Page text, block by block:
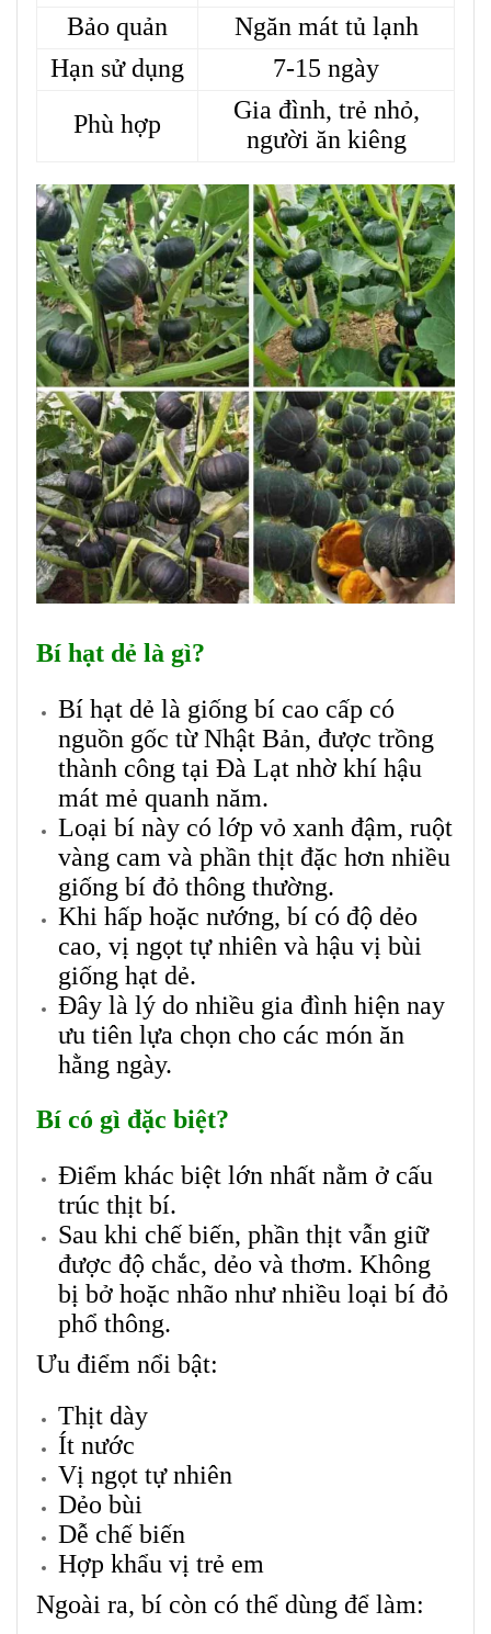
Bảo quản
Ngăn mát tủ lạnh
Hạn sử dụng
7-15 ngày
Phù hợp
Gia đình, trẻ nhỏ,
người ăn kiêng
Bí hạt dẻ là gì?
Bí hạt dẻ là giống bí cao cấp có
nguồn gốc từ Nhật Bản, được trồng
thành công tại Đà Lạt nhờ khí hậu
mát mẻ quanh năm.
Loại bí này có lớp vỏ xanh đậm, ruột
vàng cam và phần thịt đặc hơn nhiều
giống bí đỏ thông thường.
Khi hấp hoặc nướng, bí có độ dẻo
cao, vị ngọt tự nhiên và hậu vị bùi
giống hạt dẻ.
Đây là lý do nhiều gia đình hiện nay
ưu tiên lựa chọn cho các món ăn
hằng ngày.
Bí có gì đặc biệt?
Điểm khác biệt lớn nhất nằm ở cấu
trúc thịt bí.
Sau khi chế biến, phần thịt vẫn giữ
được độ chắc, dẻo và thơm. Không
bị bở hoặc nhão như nhiều loại bí đỏ
phổ thông.
Ưu điểm nổi bật:
Thịt dày
Ít nước
Vị ngọt tự nhiên
Dẻo bùi
Dễ chế biến
Hợp khẩu vị trẻ em
Ngoài ra, bí còn có thể dùng để làm: